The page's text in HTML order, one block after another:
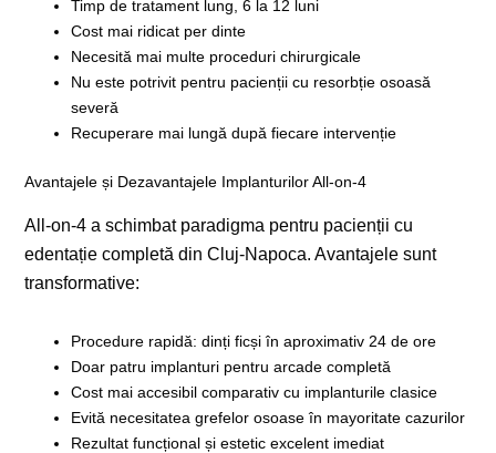
Timp de tratament lung, 6 la 12 luni
Cost mai ridicat per dinte
Necesită mai multe proceduri chirurgicale
Nu este potrivit pentru pacienții cu resorbție osoasă
severă
Recuperare mai lungă după fiecare intervenție
Avantajele și Dezavantajele Implanturilor All-on-4
All-on-4 a schimbat paradigma pentru pacienții cu
edentație completă din Cluj-Napoca. Avantajele sunt
transformative:
Procedure rapidă: dinți ficși în aproximativ 24 de ore
Doar patru implanturi pentru arcade completă
Cost mai accesibil comparativ cu implanturile clasice
Evită necesitatea grefelor osoase în mayoritate cazurilor
Rezultat funcțional și estetic excelent imediat